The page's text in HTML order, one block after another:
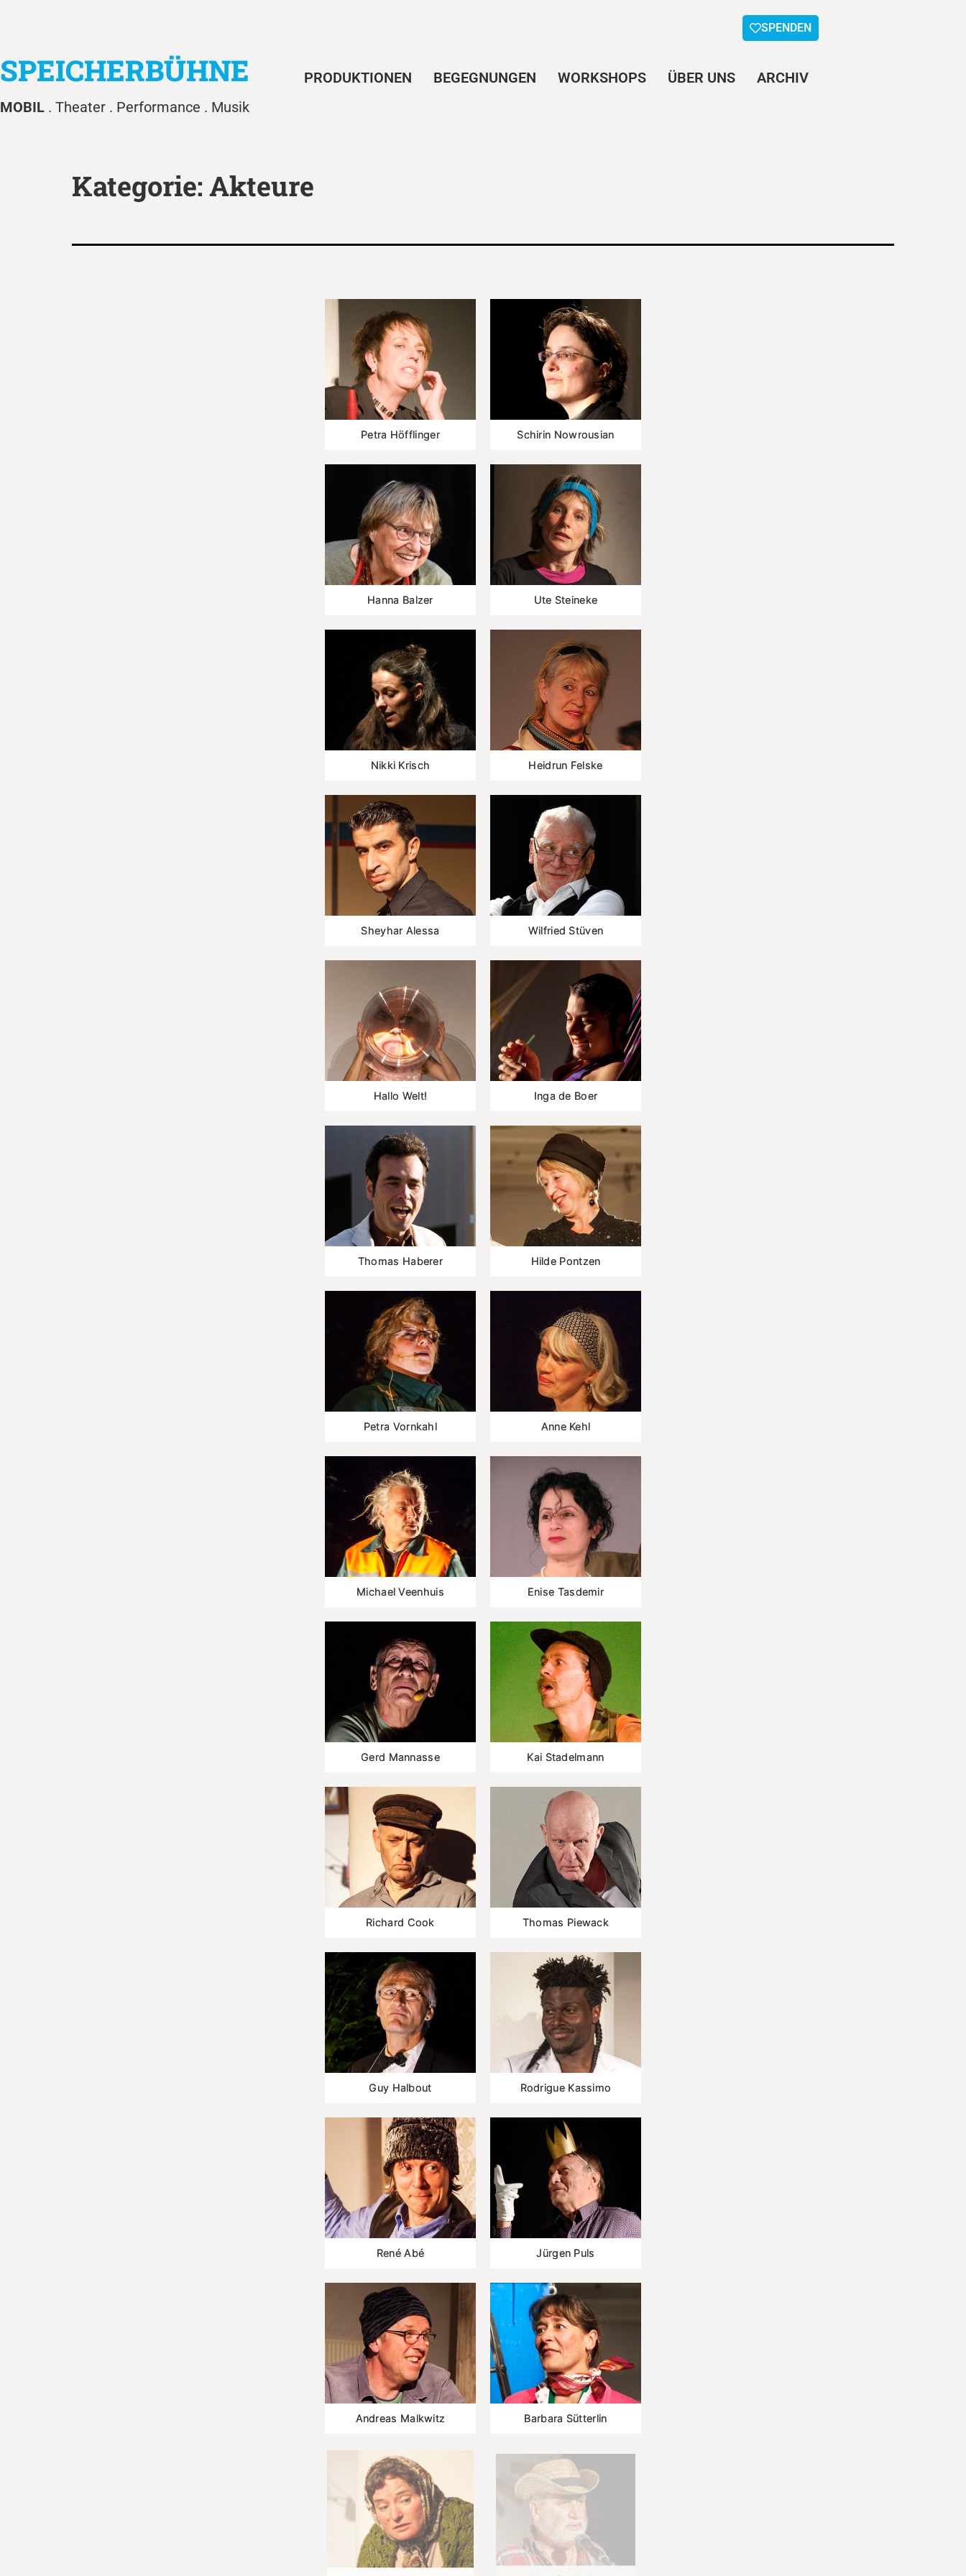
SPENDEN
SPEICHERBÜHNE
MOBIL . Theater . Performance . Musik
PRODUKTIONEN BEGEGNUNGEN WORKSHOPS ÜBER UNS ARCHIV
Kategorie: Akteure
Petra Höfflinger Schirin Nowrousian
Hanna Balzer Ute Steineke
Nikki Krisch Heidrun Felske
Sheyhar Alessa Wilfried Stüven
Hallo Welt! Inga de Boer
Thomas Haberer Hilde Pontzen
Petra Vornkahl Anne Kehl
Michael Veenhuis Enise Tasdemir
Gerd Mannasse Kai Stadelmann
Richard Cook Thomas Piewack
Guy Halbout Rodrigue Kassimo
René Abé Jürgen Puls
Andreas Malkwitz Barbara Sütterlin